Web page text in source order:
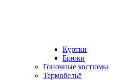
Куртки
Брюки
Гоночные костюмы
Термобельё